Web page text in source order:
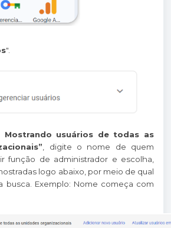
".
Mostrando usuários de todas as
, digite o nome de quem
função de administrador e escolha,
logo abaixo, por meio de qual
busca. Exemplo: Nome começa com